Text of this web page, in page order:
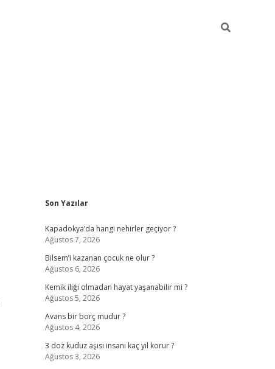
Sidebar
Son Yazılar
Kapadokya’da hangi nehirler geçiyor ?
Ağustos 7, 2026
Bilsem’i kazanan çocuk ne olur ?
Ağustos 6, 2026
Kemik iliği olmadan hayat yaşanabilir mi ?
Ağustos 5, 2026
Avans bir borç mudur ?
Ağustos 4, 2026
3 doz kuduz aşısı insanı kaç yıl korur ?
Ağustos 3, 2026